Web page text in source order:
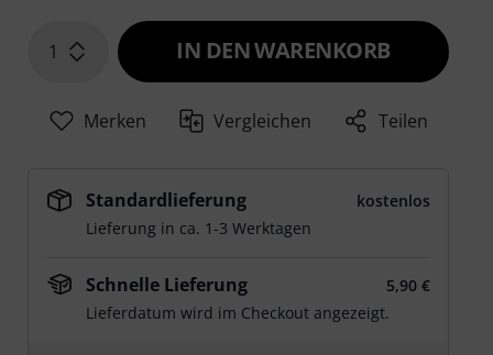
1 IN DEN WARENKORB
Merken Vergleichen Teilen
Standardlieferung
kostenlos
Lieferung in ca. 1-3 Werktagen
Schnelle Lieferung
5,90 €
Lieferdatum wird im Checkout angezeigt.